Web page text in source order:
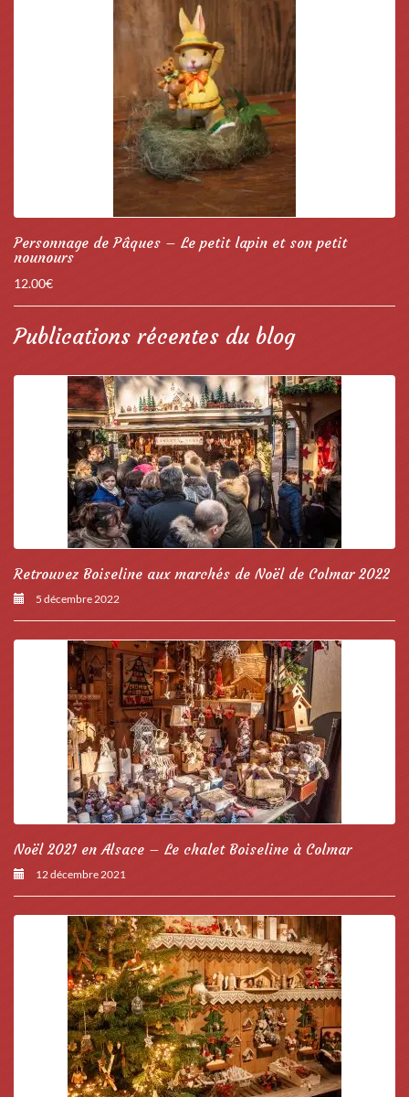
Personnage de Pâques – Le petit lapin et son petit
nounours
12.00€
Publications récentes du blog
Retrouvez Boiseline aux marchés de Noël de Colmar 2022
5 décembre 2022
Noël 2021 en Alsace – Le chalet Boiseline à Colmar
12 décembre 2021